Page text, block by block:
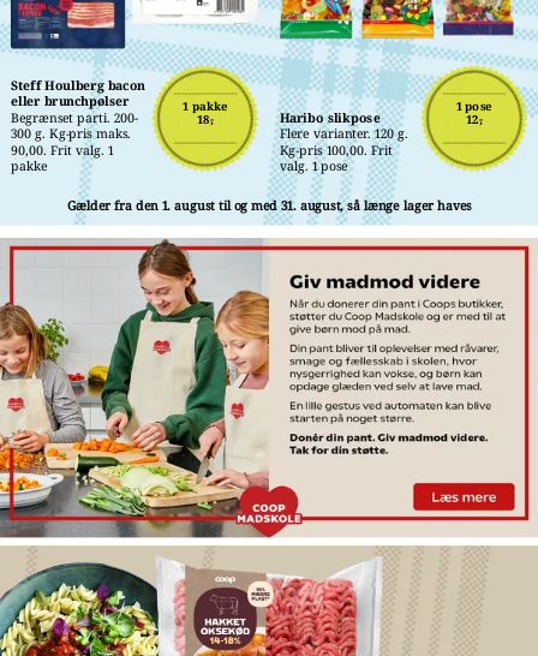
1 pakke
18,-
Steff Houlberg bacon
eller brunchpølser
Begrænset parti. 200-
300 g. Kg-pris maks.
90,00. Frit valg. 1
pakke
1 pose
12,-
Haribo slikpose
Flere varianter. 120 g.
Kg-pris 100,00. Frit
valg. 1 pose
Gælder fra den 1. august til og med 31. august, så længe lager haves